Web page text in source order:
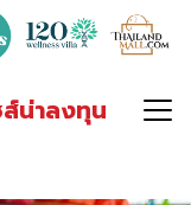
น่าลงทุน